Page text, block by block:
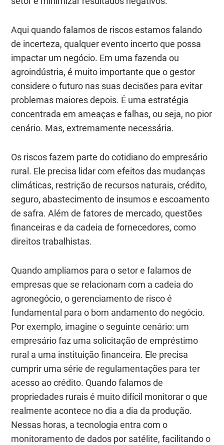
Aqui quando falamos de riscos estamos falando
de incerteza, qualquer evento incerto que possa
impactar um negócio. Em uma fazenda ou
agroindústria, é muito importante que o gestor
considere o futuro nas suas decisões para evitar
problemas maiores depois. É uma estratégia
concentrada em ameaças e falhas, ou seja, no pior
cenário. Mas, extremamente necessária.
Os riscos fazem parte do cotidiano do empresário
rural. Ele precisa lidar com efeitos das mudanças
climáticas, restrição de recursos naturais, crédito,
seguro, abastecimento de insumos e escoamento
de safra. Além de fatores de mercado, questões
financeiras e da cadeia de fornecedores, como
direitos trabalhistas.
Quando ampliamos para o setor e falamos de
empresas que se relacionam com a cadeia do
agronegócio, o gerenciamento de risco é
fundamental para o bom andamento do negócio.
Por exemplo, imagine o seguinte cenário: um
empresário faz uma solicitação de empréstimo
rural a uma instituição financeira. Ele precisa
cumprir uma série de regulamentações para ter
acesso ao crédito. Quando falamos de
propriedades rurais é muito difícil monitorar o que
realmente acontece no dia a dia da produção.
Nessas horas, a tecnologia entra com o
monitoramento de dados por satélite, facilitando o